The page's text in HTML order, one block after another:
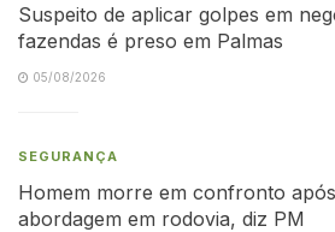
Suspeito de aplicar golpes em
fazendas é preso em Palmas
05/08/2026
SEGURANÇA
Homem morre em confronto
abordagem em rodovia, diz PM